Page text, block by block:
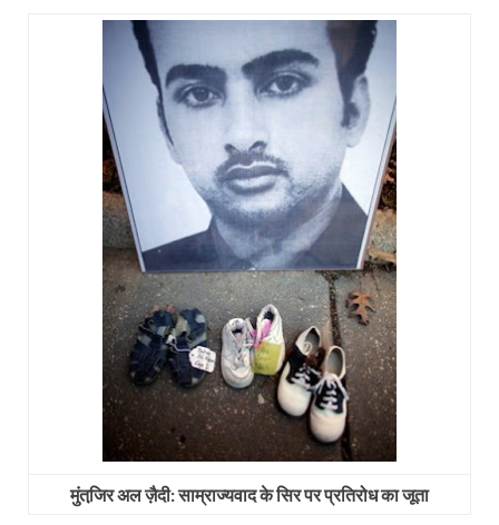
मुंतजि़र अल ज़ैदी: साम्राज्‍यवाद के सिर पर प्रतिरोध का जूता